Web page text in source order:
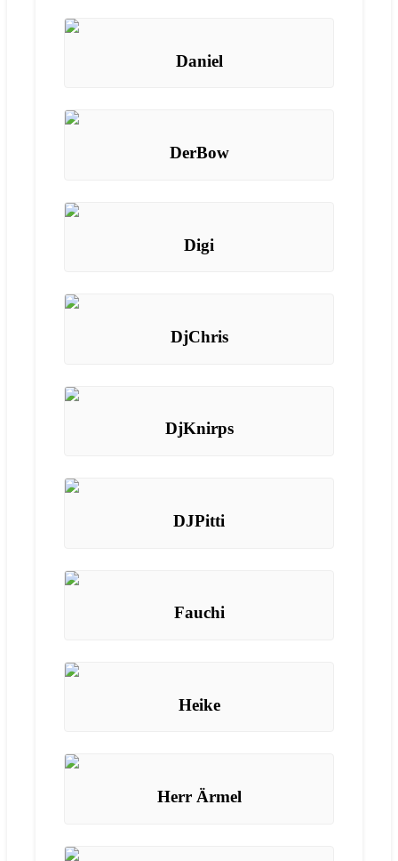
Daniel
DerBow
Digi
DjChris
DjKnirps
DJPitti
Fauchi
Heike
Herr Ärmel